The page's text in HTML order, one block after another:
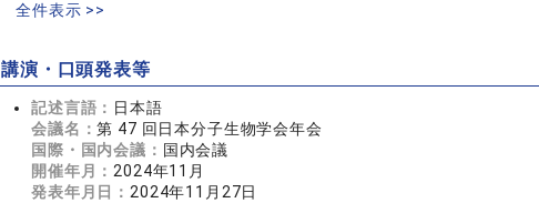
全件表示 >>
講演・口頭発表等
記述言語： 日本語
会議名：第 47 回日本分子生物学会年会
国際・国内会議： 国内会議
開催年月： 2024年11月
発表年月日： 2024年11月27日